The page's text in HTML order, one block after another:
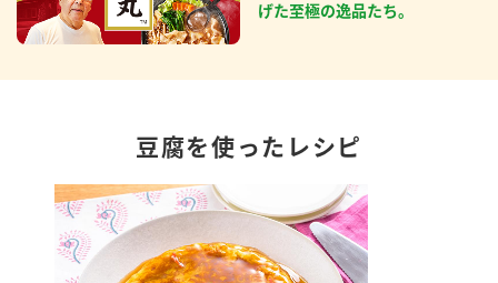
げた至極の逸品たち。
豆腐を使ったレシピ